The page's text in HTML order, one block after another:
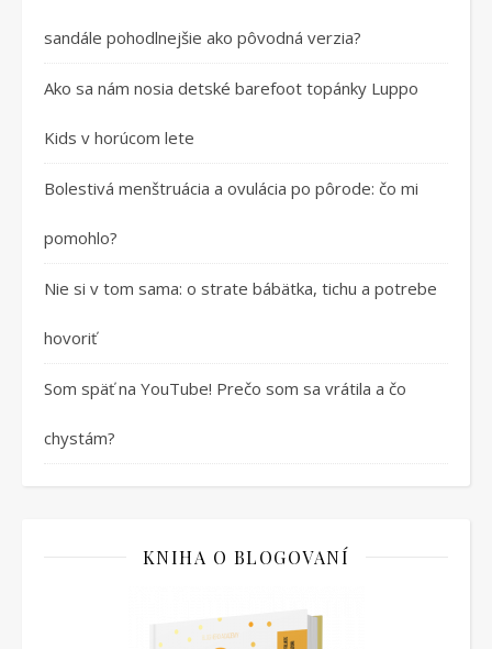
sandále pohodlnejšie ako pôvodná verzia?
Ako sa nám nosia detské barefoot topánky Luppo
Kids v horúcom lete
Bolestivá menštruácia a ovulácia po pôrode: čo mi
pomohlo?
Nie si v tom sama: o strate bábätka, tichu a potrebe
hovoriť
Som späť na YouTube! Prečo som sa vrátila a čo
chystám?
KNIHA O BLOGOVANÍ